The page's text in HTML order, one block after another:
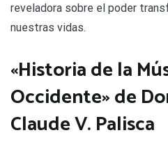
reveladora sobre el poder
nuestras vidas.
«Historia de la
Occidente» de
Claude V. Palisca